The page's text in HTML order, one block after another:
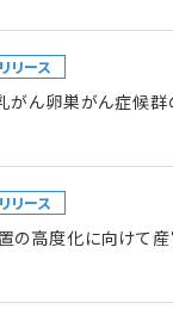
リース
がん卵巣がん症候群
リース
の高度化に向けて